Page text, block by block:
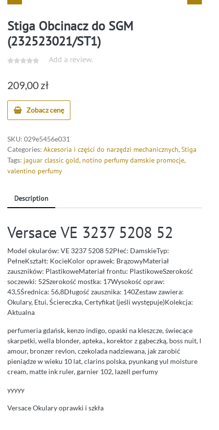
Stiga Obcinacz do SGM
(232523021/ST1)
Add a review.
209,00 zł
Zobacz cenę
SKU: 029e5456e031
Categories: Akcesoria i części do narzędzi mechanicznych, Stiga
Tags: jaguar classic gold, notino perfumy damskie promocje,
valentino perfumy
Description
Versace VE 3237 5208 52
Model okularów: VE 3237 5208 52Płeć: DamskieTyp:
PełneKształt: KocieKolor oprawek: BrązowyMateriał
zauszników: PlastikoweMateriał frontu: PlastikoweSzerokość
soczewki: 52Szerokość mostka: 17Wysokość opraw:
43,5Średnica: 56,8Długość zausznika: 140Zestaw zawiera:
Okulary, Etui, Ściereczka, Certyfikat (jeśli występuje)Kolekcja:
Aktualna
perfumeria gdańsk, kenzo indigo, opaski na kleszcze, świecące
skarpetki, wella blonder, apteka., korektor z gąbeczką, boss nuit, l
amour, bronzer revlon, czekolada nadziewana, jak zarobić
pieniądze w wieku 10 lat, clarins polska, pyunkang yul moisture
cream, matte ink ruler, garnier 102, lazell perfumy
yyyyy
Versace Okulary oprawki i szkła